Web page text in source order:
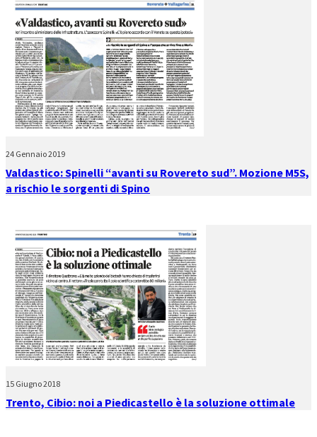
24 Gennaio 2019
Valdastico: Spinelli “avanti su Rovereto sud”. Mozione M5S,
a rischio le sorgenti di Spino
15 Giugno 2018
Trento, Cibio: noi a Piedicastello è la soluzione ottimale